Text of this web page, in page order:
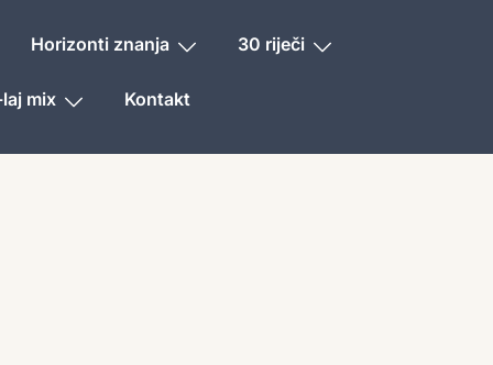
Horizonti znanja 30 riječi
mix Kontakt